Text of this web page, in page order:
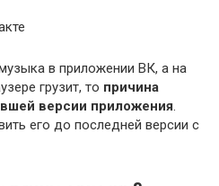
в приложении ВК, а на
грузит, то причина
версии приложения.
его до последней версии с